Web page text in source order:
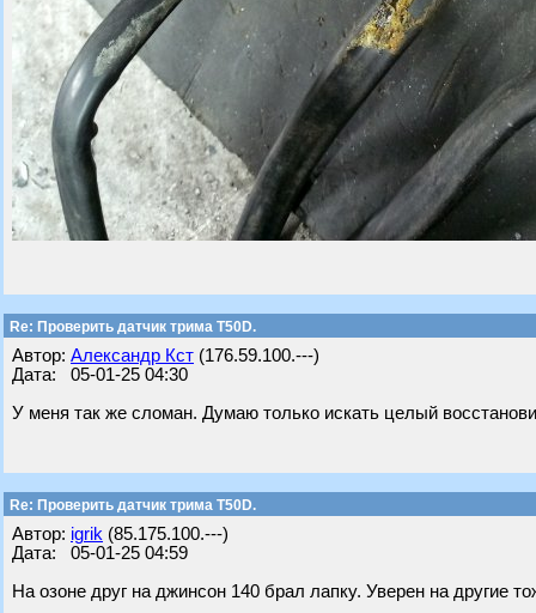
Re: Проверить датчик трима Т50D.
Автор: Александр Кст (176.59.100.---)
Дата: 05-01-25 04:30
У меня так же сломан. Думаю только искать целый
Re: Проверить датчик трима Т50D.
Автор: igrik (85.175.100.---)
Дата: 05-01-25 04:59
На озоне друг на джинсон 140 брал лапку. Уверен на другие